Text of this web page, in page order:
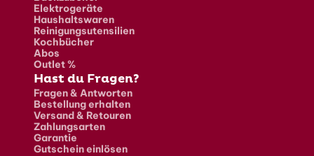
Elektrogeräte
Haushaltswaren
Reinigungsutensilien
Kochbücher
Abos
Outlet %
Hast du Fragen?
Fragen & Antworten
Bestellung erhalten
Versand & Retouren
Zahlungsarten
Garantie
Gutschein einlösen